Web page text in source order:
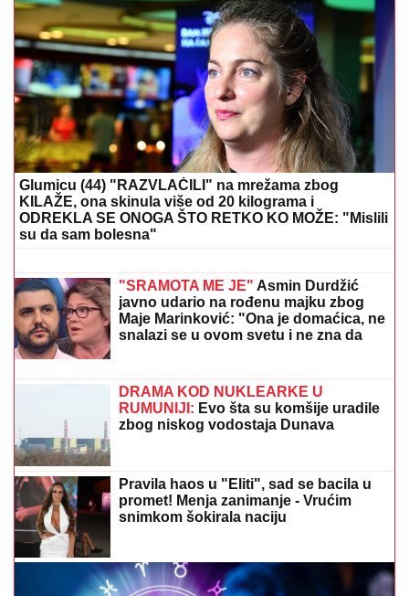
ANELI DOBILA PREPISKE FILIPA I JOVANE
CVIJANOVIĆOdmah se oglasila: "Sve dođe do
mene", evo da li je kontaktirala Đukića
ŽENI SE DEJAN STANKOVIĆ KRALJ!
Prelepa doktorka u raskošnoj
venčanici, on u odelu sa crvenom
kravatom: Ne skidaju osmeh pred
crkveno venčanje
"KADA JE SHVATILA DA DOLAZI
KRAJ TO NAM JE TRAŽILA"
pred smrt imala samo jedan zahtev:
"Trudimo se da joj ispunimo želju"
STRAVIČNA NESREĆA KOD JASENOVIKA!Strahuje
se da IMA POVREĐENIH, sve vrvi od policije i Hitne
pomoći (FOTO, VIDEO)
Marina Tucaković iznajmljivala stan
gde je čuvala stvari vredne milion